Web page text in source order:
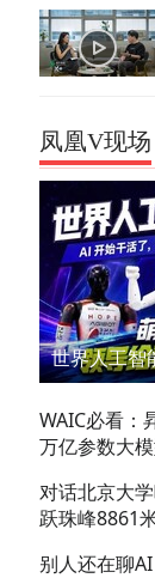
凤凰V现场
WAIC必看：
万亿参数大
对话北京大
跃珠峰8861
别人还在聊